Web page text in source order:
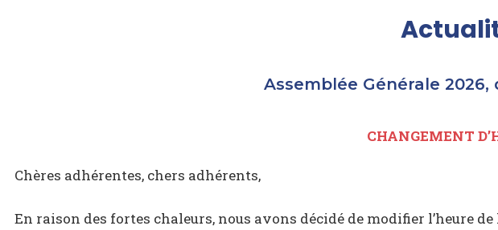
Assemblée Générale
CHANGEMENT
Chères adhérentes, chers adhérents,
En raison des fortes chaleurs, nous avons décidé de modifier l’heure de